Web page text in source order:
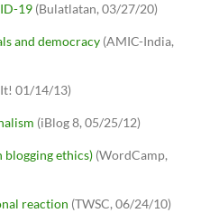
19 (Bulatlatan, 03/27/20)
and democracy (AMIC-India,
It! 01/14/13)
(iBlog 8, 05/25/12)
blogging ethics) (WordCamp,
reaction (TWSC, 06/24/10)